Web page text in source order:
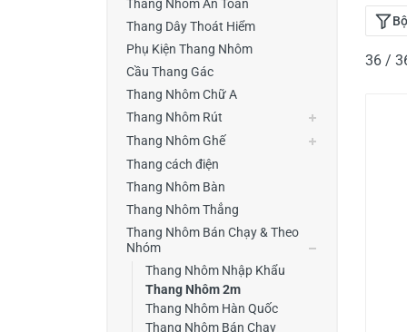
Đồ Bảo Hộ Lao Động
Thang Nhôm An Toàn
Thang Dây Thoát Hiểm
Phụ Kiện Thang Nhôm
Cầu Thang Gác
Thang Nhôm Chữ A
Thang Nhôm Rút
Thang Nhôm Ghế
Thang cách điện
Thang Nhôm Bàn
Thang Nhôm Thẳng
Thang Nhôm Bán Chạy & Theo
Nhóm
Thang Nhôm Nhập Khẩu
Thang Nhôm 2m
Thang Nhôm Hàn Quốc
Thang Nhôm Bán Chạy
36 /